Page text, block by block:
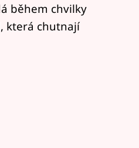
během chvilky
která chutnají